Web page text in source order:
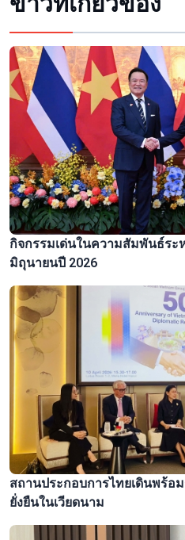
กิจกรรมเด่นในความสัมพันธ์ระ
มิถุนายนปี 2026
สถานประกอบการไทยเดินพร้อ
ยั่งยืนในเวียดนาม